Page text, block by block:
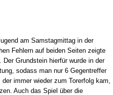
am Samstagmittag in der
Fehlern auf beiden Seiten zeigte
Grundstein hierfür wurde in der
sodass man nur 6 Gegentreffer
immer wieder zum Torerfolg kam,
Auch das Spiel über die